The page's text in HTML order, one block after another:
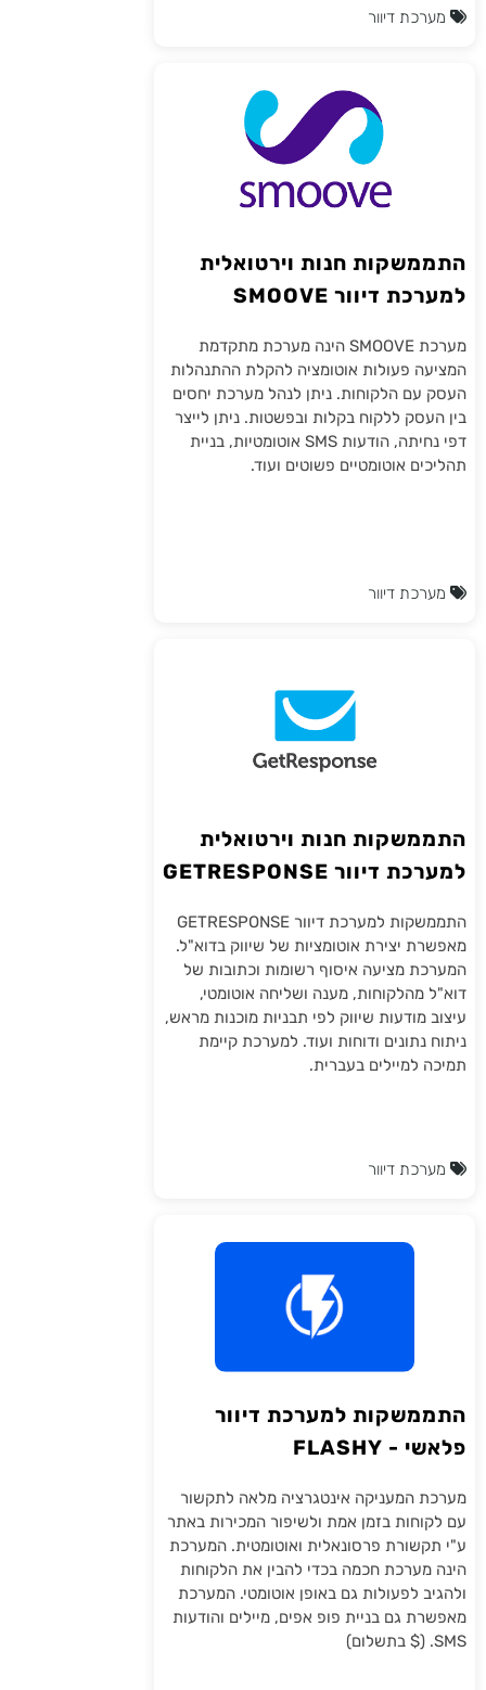
מערכת דיוור
התממשקות חנות וירטואלית
למערכת דיוור SMOOVE
מערכת SMOOVE הינה מערכת מתקדמת
המציעה פעולות אוטומציה להקלת ההתנהלות
העסק עם הלקוחות. ניתן לנהל מערכת יחסים
בין העסק ללקוח בקלות ובפשטות. ניתן לייצר
דפי נחיתה, הודעות SMS אוטומטיות, בניית
תהליכים אוטומטיים פשוטים ועוד.
מערכת דיוור
התממשקות חנות וירטואלית
למערכת דיוור GETRESPONSE
התממשקות למערכת דיוור GETRESPONSE
מאפשרת יצירת אוטומציות של שיווק בדוא"ל.
המערכת מציעה איסוף רשומות וכתובות של
דוא"ל מהלקוחות, מענה ושליחה אוטומטי,
עיצוב מודעות שיווק לפי תבניות מוכנות מראש,
ניתוח נתונים ודוחות ועוד. למערכת קיימת
תמיכה למיילים בעברית.
מערכת דיוור
התממשקות למערכת דיוור
פלאשי - FLASHY
מערכת המעניקה אינטגרציה מלאה לתקשור
עם לקוחות בזמן אמת ולשיפור המכירות באתר
ע"י תקשורת פרסונאלית ואוטומטית. המערכת
הינה מערכת חכמה בכדי להבין את הלקוחות
ולהגיב לפעולות גם באופן אוטומטי. המערכת
מאפשרת גם בניית פופ אפים, מיילים והודעות
SMS. ($ בתשלום)